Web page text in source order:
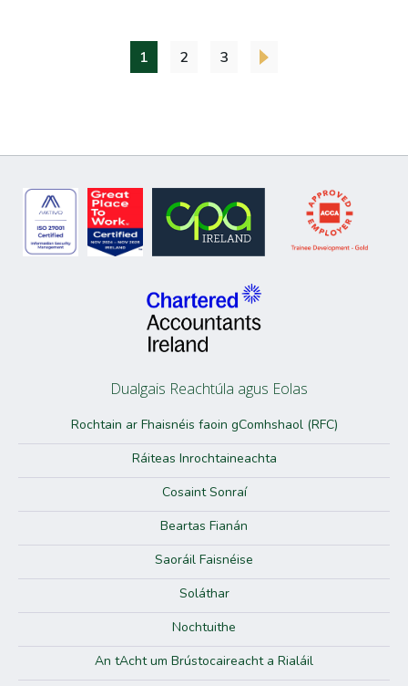
1 2 3
Dualgais Reachtúla agus Eolas
Rochtain ar Fhaisnéis faoin gComhshaol (RFC)
Ráiteas Inrochtaineachta
Cosaint Sonraí
Beartas Fianán
Saoráil Faisnéise
Soláthar
Nochtuithe
An tAcht um Brústocaireacht a Rialáil